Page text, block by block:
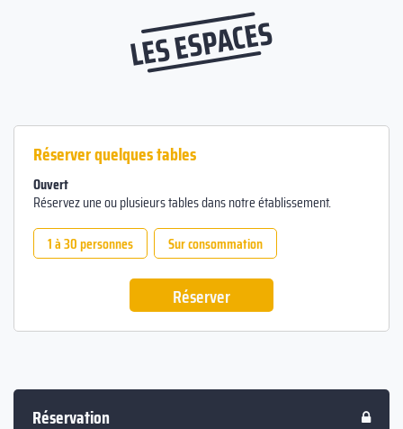
LES ESPACES
Réserver quelques tables
Ouvert
Réservez une ou plusieurs tables dans notre établissement.
1 à 30 personnes
Sur consommation
Réserver
Réservation